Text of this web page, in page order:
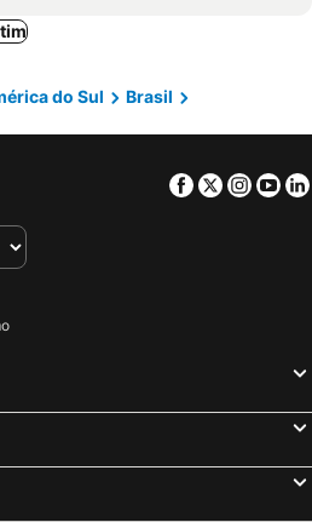
Catas Altas, Minas Gerais Hotéis
Confins, Minas Gerais Hotéis
Serro, Minas Gerais Hotéis
do Sul
Brasil
Facebook
Twitter